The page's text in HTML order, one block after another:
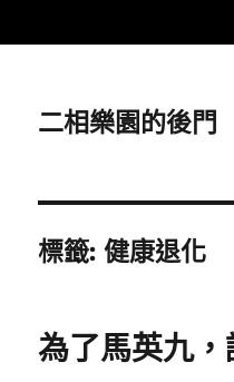
二相樂園的後門
標籤:健康退化
為了馬英九，